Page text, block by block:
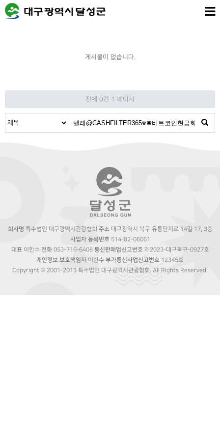
게시물이 없습니다.
전체 0건 1 페이지
회사명 특수법인 대구광역시관광협회 주소대구광역시 북구 유통단지로 14길 17, 3층
사업자 등록번호514-82-06061
대표이한수 전화053-716-6408 통신판매업신고번호제2023-대구북구-0927호
개인정보 보호책임자 이한수 부가통신사업신고번호 12345호
Copyright © 2001-2013 특수법인 대구광역시관광협회. All Rights Reserved.